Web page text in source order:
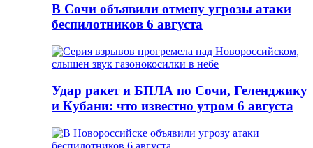
В Сочи объявили отмену угрозы атаки
беспилотников 6 августа
Удар ракет и БПЛА по Сочи, Геленджику
и Кубани: что известно утром 6 августа